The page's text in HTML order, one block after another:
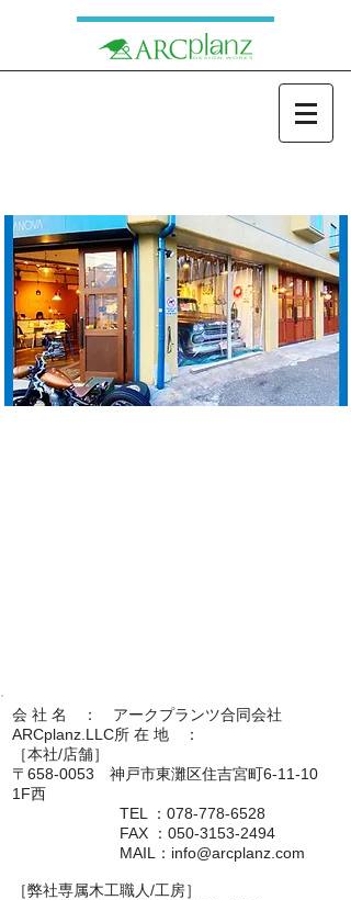
会 社 名 ： アークプランツ合同会社
ARCplanz.LLC所 在 地 ：
［本社/店舗］
〒658-0053 神戸市東灘区住吉宮町6-11-10
1F西
TEL ：078-778-6528
FAX ：050-3153-2494
MAIL： info@arcplanz.com
［弊社専属木工職人/工房］